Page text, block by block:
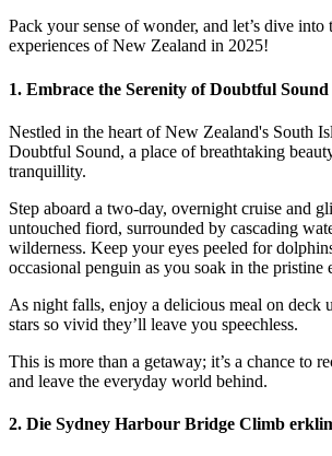
Pack your sense of wonder, and let’s dive into
experiences of New Zealand in 2025!
1. Embrace the Serenity of Doubtful Sound
Nestled in the heart of New Zealand's South
Doubtful Sound, a place of breathtaking
tranquillity.
Step aboard a two-day, overnight cruise and
untouched fiord, surrounded by cascading
wilderness. Keep your eyes peeled for
occasional penguin as you soak in the pristine
As night falls, enjoy a delicious meal on deck
stars so vivid they’ll leave you speechless.
This is more than a getaway; it’s a chance to
and leave the everyday world behind.
2. Die Sydney Harbour Bridge Climb